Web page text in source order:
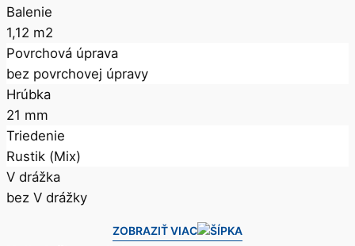
Balenie
1,12 m2
Povrchová úprava
bez povrchovej úpravy
Hrúbka
21 mm
Triedenie
Rustik (Mix)
V drážka
bez V drážky
ZOBRAZIŤ VIAC